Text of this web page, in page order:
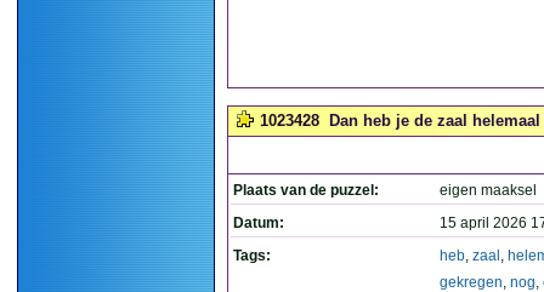
1023428 Dan heb je de zaal
Plaats van de puzzel:
eigen maaksel
Datum:
15 april 2026
Tags:
heb, zaal ,
gekregen, nog,